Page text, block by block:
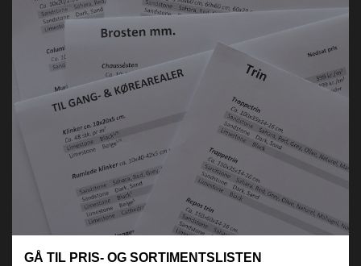
GÅ TIL PRIS- OG SORTIMENTSLISTEN